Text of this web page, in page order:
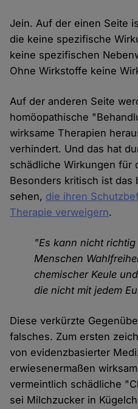
Jein. Auf der einen Seite
die keine spezifische
keine spezifischen
Ohne Wirkstoffe keine
Auf der anderen Seite
homöopathische
wirksame Therapien
verhindert. Und das hat
schädliche Wirkungen für
Besonders kritisch ist das
sehen, die ihren
Therapie verweigern.
"Es kann nicht
Menschen
chemischer Keule
die nicht mit jedem
Diese verkürzte
falsches. Zum ersten
von evidenzbasierter
erwiesenermaßen
vermeintlich schädliche
sei Milchzucker in